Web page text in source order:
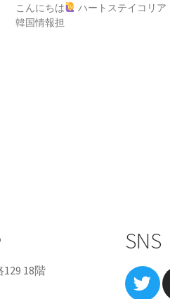
こんにちは
ハートステイコリア
韓国情報担
18階
SNS